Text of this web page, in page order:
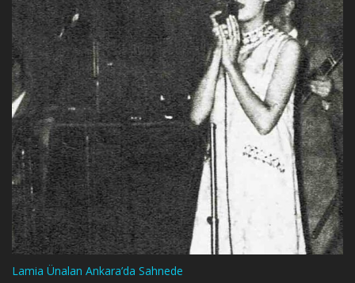
Lamia Ünalan Ankara’da Sahnede